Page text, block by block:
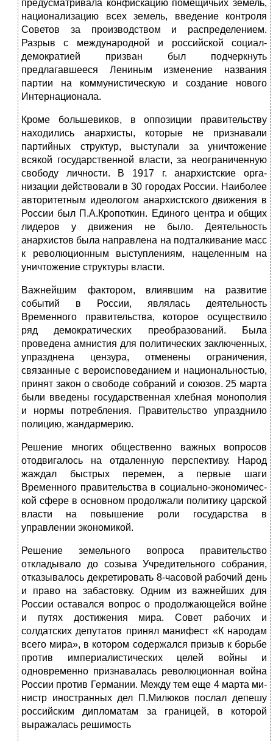
предус­матривала конфискацию помещичьих земель,
национализацию всех земель, введение контроля
Советов за производством и распределением.
Разрыв с международной и российской соци­ал-
демократией призван был подчеркнуть
предлагавшееся Ле­ниным изменение названия
партии на коммунистическую и создание нового
Интернационала.
Кроме большевиков, в оппозиции правительству
находи­лись анархисты, которые не признавали
партийных структур, выступали за уничтожение
всякой государственной власти, за неограниченную
свободу личности. В 1917 г. анархистские орга­
низации действовали в 30 городах России. Наиболее
авторитет­ным идеологом анархистского движения в
России был П.А.Кро­поткин. Единого центра и общих
лидеров у движения не было. Деятельность
анархистов была направлена на подталкивание масс
к революционным выступлениям, нацеленным на
унич­тожение структуры власти.
Важнейшим фактором, влиявшим на развитие
событий в России, являлась деятельность
Временного правительства, ко­торое осуществило
ряд демократических преобразований. Была
проведена амнистия для политических заключенных,
упразд­нена цензура, отменены ограничения,
связанные с вероиспо­веданием и национальностью,
принят закон о свободе собра­ний и союзов. 25 марта
были введены государственная хлебная монополия
и нормы потребления. Правительство упразднило
полицию, жандармерию.
Решение многих общественно важных вопросов
отодвигалось на отдаленную перспективу. Народ
жаждал быстрых перемен, а первые шаги
Временного правительства в социально-экономичес­
кой сфере в основном продолжали политику царской
власти на повышение роли государства в
управлении экономикой.
Решение земельного вопроса правительство
откладывало до созыва Учредительного собрания,
отказывалось декретиро­вать 8-часовой рабочий день
и право на забастовку. Одним из важнейших для
России оставался вопрос о продолжающейся войне
и путях достижения мира. Совет рабочих и
солдатских депутатов принял манифест «К народам
всего мира», в кото­ром содержался призыв к борьбе
против империалистических целей войны и
одновременно признавалась революционная война
России против Германии. Между тем еще 4 марта ми­
нистр иностранных дел П.Милюков послал депешу
российс­ким дипломатам за границей, в которой
выражалась решимость